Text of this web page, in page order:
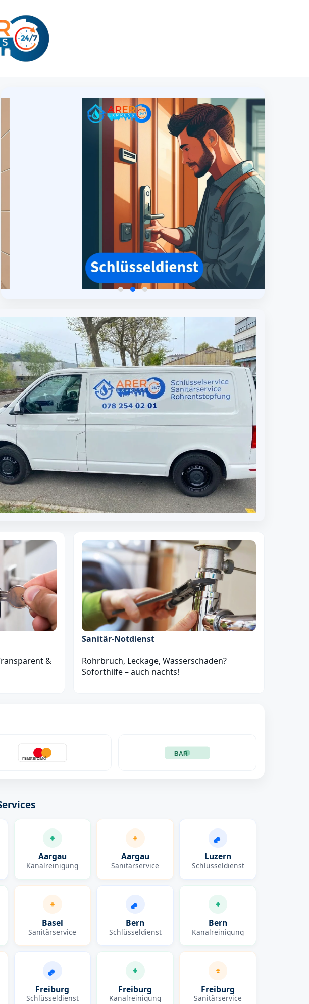
&
Sanitär‑Notdienst
Rohrbruch, Leckage, Wasserschaden?
Soforthilfe – auch nachts!
mastercard
BAR
Aargau
Kanalreinigung
Aargau
Sanitärservice
Luzern
Schlüsseldienst
Basel
Sanitärservice
Bern
Schlüsseldienst
Bern
Kanalreinigung
Freiburg
Schlüsseldienst
Freiburg
Kanalreinigung
Freiburg
Sanitärservice